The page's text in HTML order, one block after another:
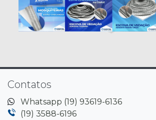
Contatos
Whatsapp (19) 93619-6136
(19) 3588-6196